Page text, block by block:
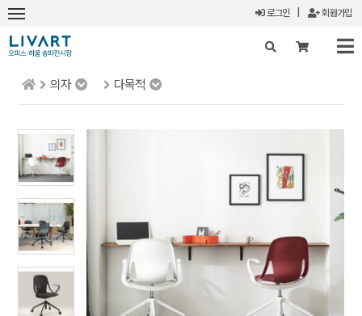
로그인 회원가입
의자 다목적